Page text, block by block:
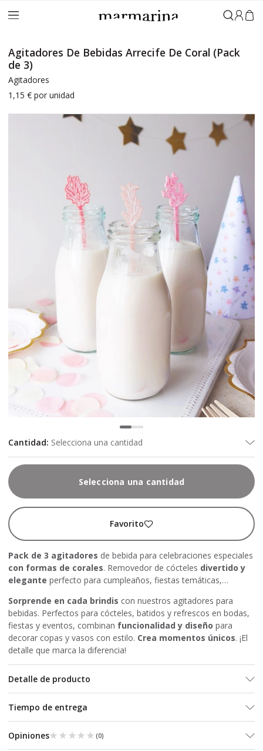
Iniciar
Agitadores De Bebidas Arrecife De Coral (Pack
de 3)
Agitadores
1,15 € por unidad
Cantidad: Selecciona una cantidad
Selecciona una cantidad
Favorito
Pack de 3 agitadores de bebida para celebraciones especiales
con formas de corales. Removedor de cócteles divertido y
elegante perfecto para cumpleaños, fiestas temáticas,…
Sorprende en cada brindis con nuestros agitadores para
bebidas. Perfectos para cócteles, batidos y refrescos en bodas,
fiestas y eventos, combinan funcionalidad y diseño para
decorar copas y vasos con estilo. Crea momentos únicos. ¡El
detalle que marca la diferencia!
Detalle de producto
Tiempo de entrega
Opiniones★★★★★
★★★★★ (0)